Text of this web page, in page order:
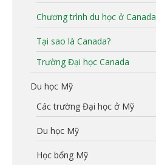
Chương trình du học ở Canada
Tại sao là Canada?
Trường Đại học Canada
Du học Mỹ
Các trường Đại học ở Mỹ
Du học Mỹ
Học bổng Mỹ